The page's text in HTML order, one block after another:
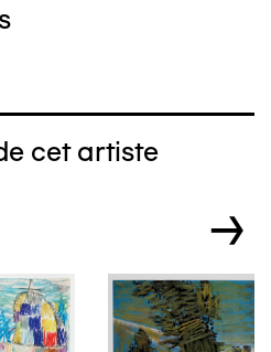
cet artiste
→